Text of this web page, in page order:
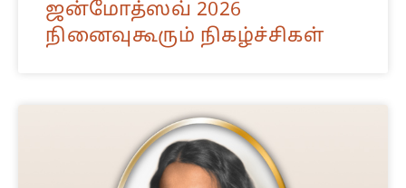
ஜன்மோத்ஸவ் 2026
நினைவுகூரும் நிகழ்ச்சிகள்